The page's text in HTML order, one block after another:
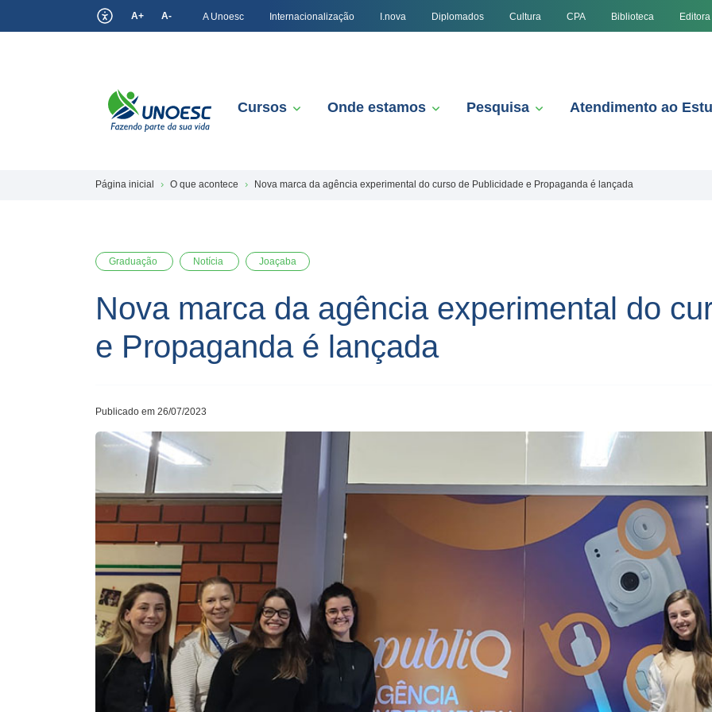
A+ A- A Unoesc Internacionalização I.nova Diplomados Cultura CPA Biblioteca Editora
Cursos Onde estamos Pesquisa Atendimento ao
Página inicial O que acontece Nova marca da agência experimental do curso de Publicidade e Propaganda é lançada
Graduação Notícia Joaçaba
Nova marca da agência experimental do
e Propaganda é lançada
Publicado em 26/07/2023